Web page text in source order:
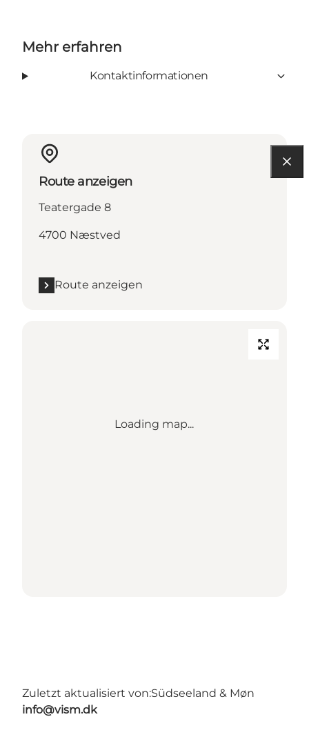
Mehr erfahren
Kontaktinformationen
Route anzeigen
Teatergade 8
4700 Næstved
Route anzeigen
Loading map...
Zuletzt aktualisiert von:Südseeland & Møn
info@vism.dk